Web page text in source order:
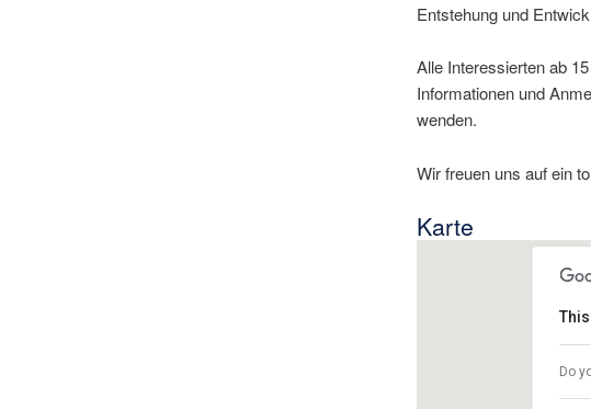
Entstehung und
Alle Interessierten ab
Informationen und
wenden.
Wir freuen uns auf ein
Karte
Am
Do